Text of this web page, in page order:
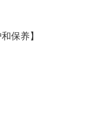
保养】